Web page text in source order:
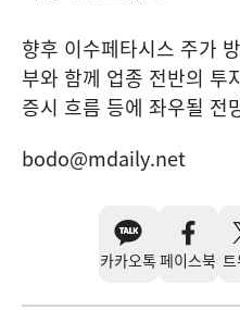
향후 이수페타시스 주가
부와 함께 업종 전반의 투
증시 흐름 등에 좌우될 전
bodo@mdaily.net
카카오톡 페이스북 트